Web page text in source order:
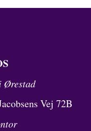
Ørestad
Vej 72B